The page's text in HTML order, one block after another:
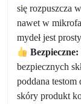
się rozpuszcza
nawet w
mydeł jest
Bezpieczne:
bezpiecznych
poddana
skóry produkt